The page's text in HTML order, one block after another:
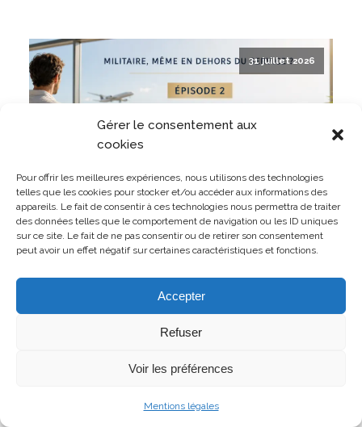
Gérer le consentement aux
cookies
Pour offrir les meilleures expériences, nous utilisons des technologies
telles que les cookies pour stocker et/ou accéder aux informations des
appareils. Le fait de consentir à ces technologies nous permettra de traiter
des données telles que le comportement de navigation ou les ID uniques
sur ce site. Le fait de ne pas consentir ou de retirer son consentement
peut avoir un effet négatif sur certaines caractéristiques et fonctions.
Accepter
Refuser
Voir les préférences
Mentions légales
31 juillet 2026
LIRE L'ARTICLE